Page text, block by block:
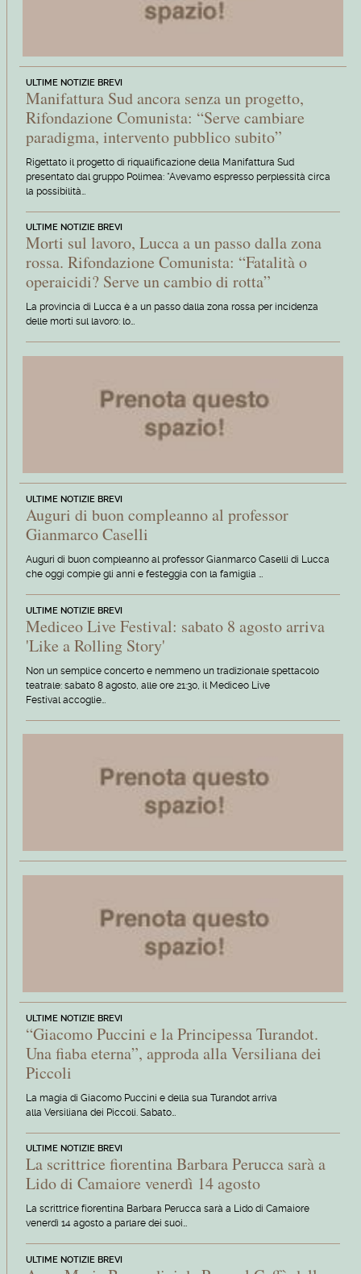
ULTIME NOTIZIE BREVI
Manifattura Sud ancora senza un progetto,
Rifondazione Comunista: “Serve cambiare
paradigma, intervento pubblico subito”
Rigettato il progetto di riqualificazione della Manifattura Sud
presentato dal gruppo Polimea: “Avevamo espresso perplessità circa
la possibilità…
ULTIME NOTIZIE BREVI
Morti sul lavoro, Lucca a un passo dalla zona
rossa. Rifondazione Comunista: “Fatalità o
operaicidi? Serve un cambio di rotta”
La provincia di Lucca è a un passo dalla zona rossa per incidenza
delle morti sul lavoro: lo…
ULTIME NOTIZIE BREVI
Auguri di buon compleanno al professor
Gianmarco Caselli
Auguri di buon compleanno al professor Gianmarco Caselli di Lucca
che oggi compie gli anni e festeggia con la famiglia …
ULTIME NOTIZIE BREVI
Mediceo Live Festival: sabato 8 agosto arriva
'Like a Rolling Story'
Non un semplice concerto e nemmeno un tradizionale spettacolo
teatrale: sabato 8 agosto, alle ore 21:30, il Mediceo Live
Festival accoglie…
ULTIME NOTIZIE BREVI
“Giacomo Puccini e la Principessa Turandot.
Una fiaba eterna”, approda alla Versiliana dei
Piccoli
La magia di Giacomo Puccini e della sua Turandot arriva
alla Versiliana dei Piccoli. Sabato…
ULTIME NOTIZIE BREVI
La scrittrice fiorentina Barbara Perucca sarà a
Lido di Camaiore venerdì 14 agosto
La scrittrice fiorentina Barbara Perucca sarà a Lido di Camaiore
venerdì 14 agosto a parlare dei suoi…
ULTIME NOTIZIE BREVI